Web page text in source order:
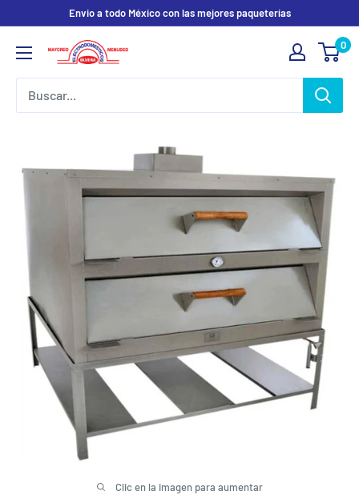
contenido
Envio a todo México con las mejores paqueterías
Electrodomesticos
0
Clic en la imagen para aumentar